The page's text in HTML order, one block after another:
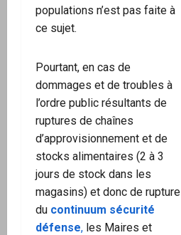
populations n’est pas faite à
ce sujet.
Pourtant, en cas de
dommages et de troubles à
l’ordre public résultants de
ruptures de chaînes
d’approvisionnement et de
stocks alimentaires (2 à 3
jours de stock dans les
magasins) et donc de rupture
du continuum sécurité
défense, les Maires et